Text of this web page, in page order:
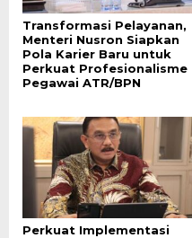
Transformasi Pelayanan,
Menteri Nusron Siapkan
Pola Karier Baru untuk
Perkuat Profesionalisme
Pegawai ATR/BPN
Perkuat Implementasi